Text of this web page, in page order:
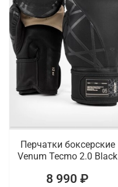
Перчатки боксерские
Venum Tecmo 2.0 Black
8 990 ₽